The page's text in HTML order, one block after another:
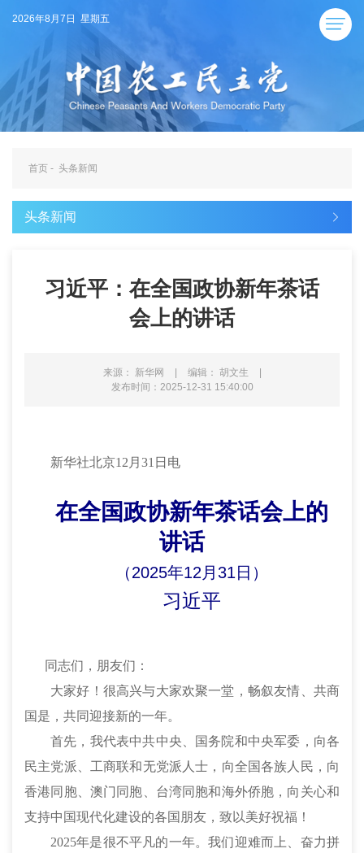
2026年8月7日 星期五
首页 - 头条新闻
头条新闻
习近平：在全国政协新年茶话
会上的讲话
来源： 新华网 | 编辑： 胡文生
|
发布时间：2025-12-31 15:40:00
新华社北京12月31日电
在全国政协新年茶话会上的
讲话
（2025年12月31日）
习近平
同志们，朋友们：
大家好！很高兴与大家欢聚一堂，畅叙友情、共商
国是，共同迎接新的一年。
首先，我代表中共中央、国务院和中央军委，向各
民主党派、工商联和无党派人士，向全国各族人民，向
香港同胞、澳门同胞、台湾同胞和海外侨胞，向关心和
支持中国现代化建设的各国朋友，致以美好祝福！
2025年是很不平凡的一年。我们迎难而上、奋力拼